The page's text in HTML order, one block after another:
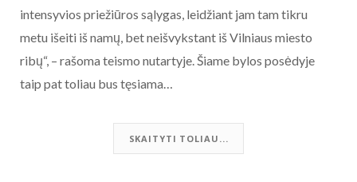
intensyvios priežiūros sąlygas, leidžiant jam tam tikru
metu išeiti iš namų, bet neišvykstant iš Vilniaus miesto
ribų“, – rašoma teismo nutartyje. Šiame bylos posėdyje
taip pat toliau bus tęsiama…
SKAITYTI TOLIAU...